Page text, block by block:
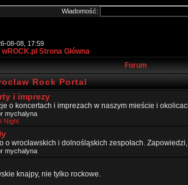
Wiadomość:
08-08, 17:59
Strona Główna
Forum
Rock Portal
i imprezy
o koncertach i imprezach w naszym mieście i
mychalyna
Night
o wrocławskich i dolnośląskich zespołach.
mychalyna
knajpy, nie tylko rockowe.